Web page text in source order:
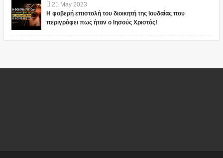
21 May 2023
Η φοβερή επιστολή του διοικητή της Ιουδαίας που
περιγράφει πως ήταν ο Ιησούς Χριστός!